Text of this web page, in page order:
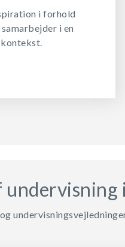
i forhold
i en